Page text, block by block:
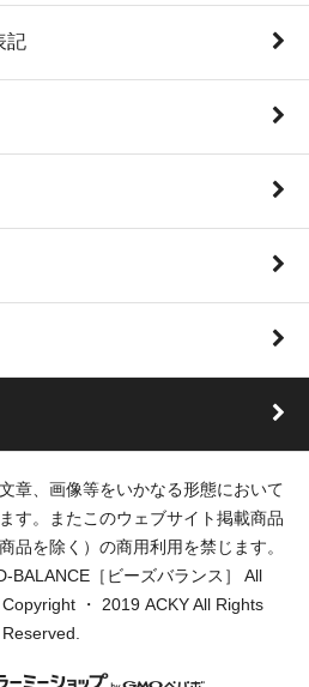
記
章、画像等をいかなる形態において
す。またこのウェブサイト掲載商品
品を除く）の商用利用を禁じます。
BALANCE［ビーズバランス］ All
・ 2019 ACKY All Rights
Reserved.